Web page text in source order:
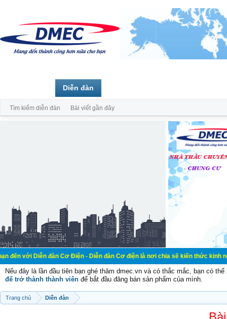
đàn Cơ Điện - Diễn đàn Cơ điện là nơi chia sẽ kiến thức kinh nghiệm
Nếu đây là lần đầu tiên bạn ghé thăm dmec.vn và có thắc mắc, bạn có
để trở thành thành viên để bắt đầu đăng bán sản phẩm của mình.
Trang chủ Diễn đàn
Diễn đàn
Tìm kiếm diễn đàn Bài viết gần đây